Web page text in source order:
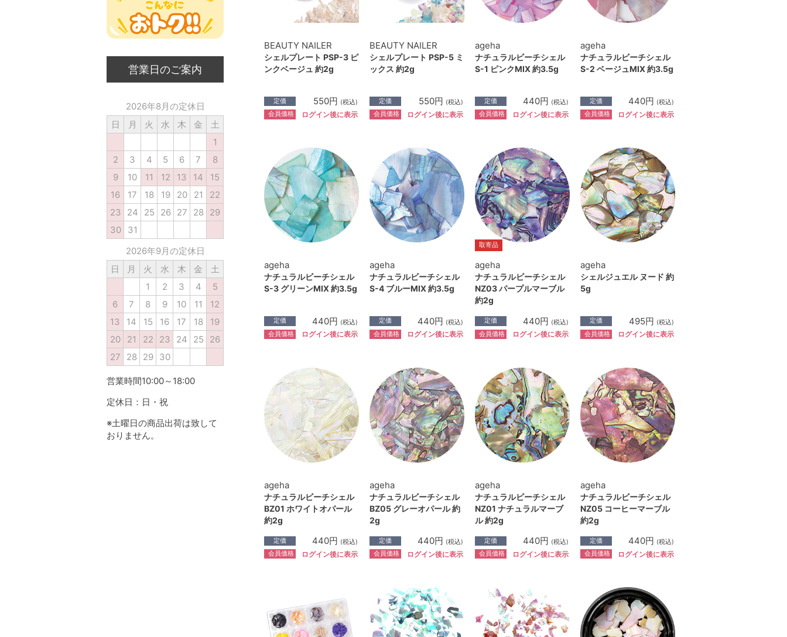
BEAUTY NAILER
シェルプレート PSP-3 ピ
ンクベージュ 約2g
定価 550円 (税込)
会員価格 ログイン後に表示
BEAUTY NAILER
シェルプレート PSP-5 ミ
ックス 約2g
定価 550円 (税込)
会員価格 ログイン後に表示
ageha
ナチュラルビーチシェル
S-1 ピンクMIX 約3.5g
定価 440円 (税込)
会員価格 ログイン後に表示
ageha
ナチュラルビーチシェル
S-2 ベージュMIX 約3.5g
定価 440円 (税込)
会員価格 ログイン後に表示
ageha
ナチュラルビーチシェル
S-3 グリーンMIX 約3.5g
定価 440円 (税込)
会員価格 ログイン後に表示
ageha
ナチュラルビーチシェル
S-4 ブルーMIX 約3.5g
定価 440円 (税込)
会員価格 ログイン後に表示
取寄品
ageha
ナチュラルビーチシェル
NZ03 パープルマーブル
約2g
定価 440円 (税込)
会員価格 ログイン後に表示
ageha
シェルジュエル ヌード 約
5g
定価 495円 (税込)
会員価格 ログイン後に表示
ageha
ナチュラルビーチシェル
BZ01 ホワイトオパール
約2g
定価 440円 (税込)
会員価格 ログイン後に表示
ageha
ナチュラルビーチシェル
BZ05 グレーオパール 約
2g
定価 440円 (税込)
会員価格 ログイン後に表示
ageha
ナチュラルビーチシェル
NZ01 ナチュラルマーブ
ル 約2g
定価 440円 (税込)
会員価格 ログイン後に表示
ageha
ナチュラルビーチシェル
NZ05 コーヒーマーブル
約2g
定価 440円 (税込)
会員価格 ログイン後に表示
営業日のご案内
2026年8月の定休日
日
月 火 水 木 金
土
1
2
3 4 5 6 7
8
9
10 11 12 13 14
15
16
17 18 19 20 21
22
23
24 25 26 27 28
29
30
31
2026年9月の定休日
日
月 火 水 木 金
土
1
2 3 4
5
6
7 8 9 10 11
12
13
14 15 16 17 18
19
20
21 22 23 24 25
26
27
28 29 30
営業時間10:00～18:00
定休日：日・祝
※土曜日の商品出荷は致して
おりません。